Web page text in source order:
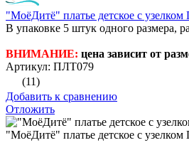
"МоёДитё" платье детское с
В упаковке 5 штук одного размера,
ВНИМАНИЕ: цена зависит от
Артикул: ПЛТ079
(11)
Добавить к сравнению
Отложить
"МоёДитё" платье детское с